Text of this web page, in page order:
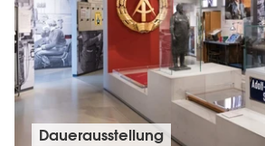
Dauer­aus­stel­lung